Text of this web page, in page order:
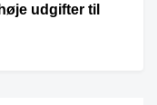
udgifter til